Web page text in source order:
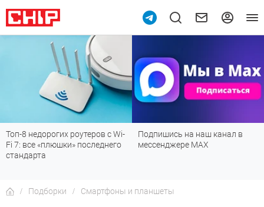
Топ-8 недорогих роутеров с Wi-
Fi 7: все «плюшки» последнего
стандарта
Подпишись на наш канал в
мессенджере МАХ
Подборки Смартфоны и планшеты